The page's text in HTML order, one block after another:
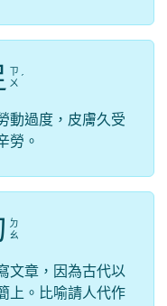
ㄗ
ㄨ ˊ
動過度，皮膚久受
勞。
ㄉ
ㄠ
文章，因為古代以
上。比喻請人代作